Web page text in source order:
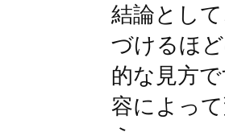
結論とし
づけるほ
的な見方
容によっ